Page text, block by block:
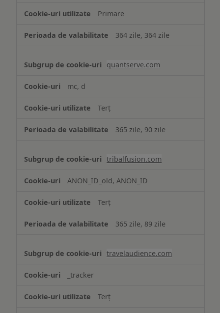
Primare
364 zile, 364 zile
quantserve.com
mc, d
Terț
365 zile, 90 zile
tribalfusion.com
ANON_ID_old, ANON_ID
Terț
365 zile, 89 zile
travelaudience.com
_tracker
Terț